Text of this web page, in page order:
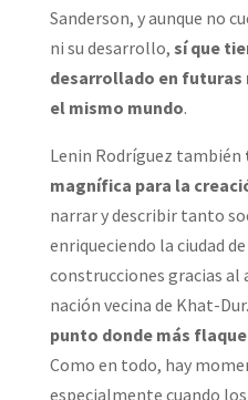
Sanderson, y aunque no
ni su desarrollo, sí que
desarrollado en futuras
el mismo mundo.
Lenin Rodríguez también
magnífica para la
narrar y describir tanto
enriqueciendo la ciudad
construcciones gracias
nación vecina de Khat-
punto donde más
Como en todo, hay
especialmente cuando